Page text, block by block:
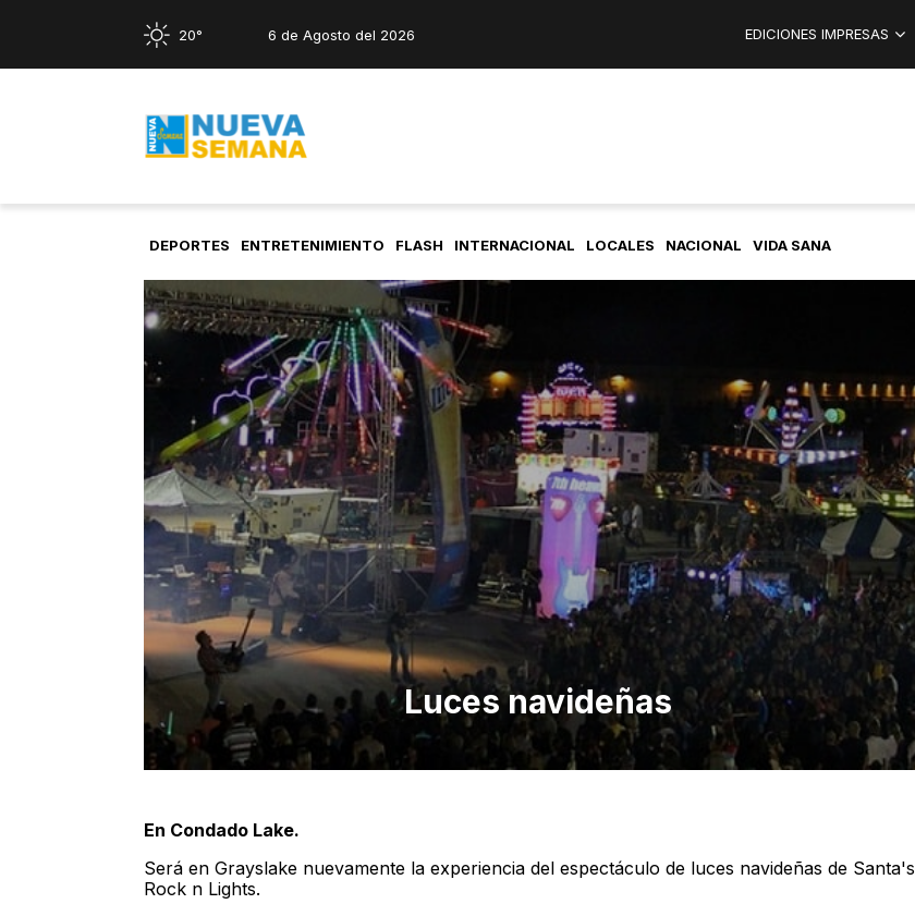
20° 6 de Agosto del 2026 EDICIONES IMPRESAS
DEPORTES ENTRETENIMIENTO FLASH INTERNACIONAL LOCALES NACIONAL VIDA SANA
Luces navideñas
En Condado Lake.
Será en Grayslake nuevamente la experiencia del espectáculo de luces navideñas de Santa's
Rock n Lights.